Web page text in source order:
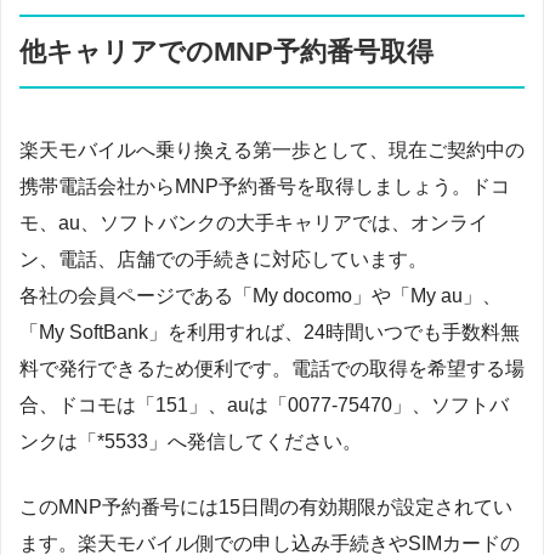
他キャリアでのMNP予約番号取得
楽天モバイルへ乗り換える第一歩として、現在ご契約中の
携帯電話会社からMNP予約番号を取得しましょう。ドコ
モ、au、ソフトバンクの大手キャリアでは、オンライ
ン、電話、店舗での手続きに対応しています。
各社の会員ページである「My docomo」や「My au」、
「My SoftBank」を利用すれば、24時間いつでも手数料無
料で発行できるため便利です。電話での取得を希望する場
合、ドコモは「151」、auは「0077-75470」、ソフトバ
ンクは「*5533」へ発信してください。
このMNP予約番号には15日間の有効期限が設定されてい
ます。楽天モバイル側での申し込み手続きやSIMカードの